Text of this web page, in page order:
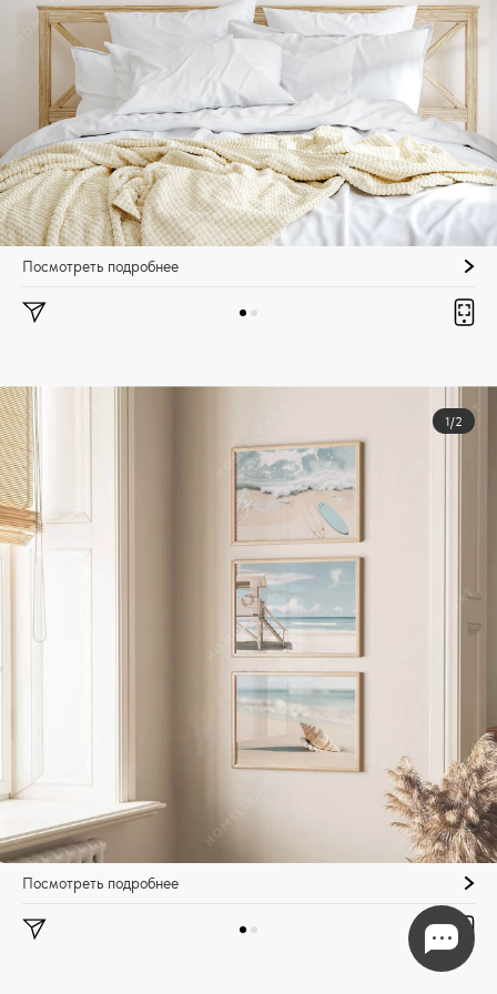
Посмотреть подробнее
1/2
Посмотреть подробнее